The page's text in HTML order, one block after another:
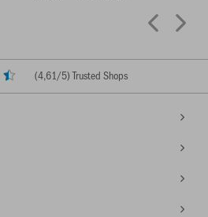
(4,61/5) Trusted Shops